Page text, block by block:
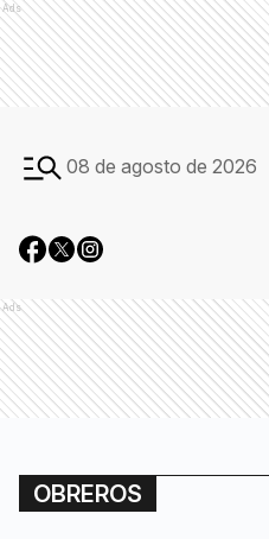
Ads
08 de agosto de 2026
Ads
OBREROS